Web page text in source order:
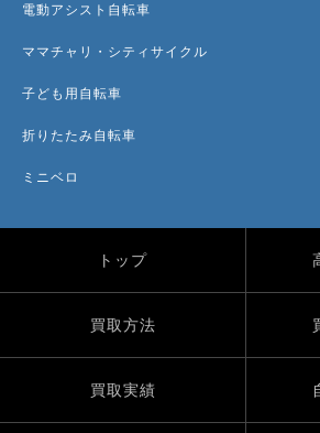
電動アシスト自転車
ママチャリ・シティサイクル
子ども用自転車
折りたたみ自転車
ミニベロ
トップ
買取方法
買取実績